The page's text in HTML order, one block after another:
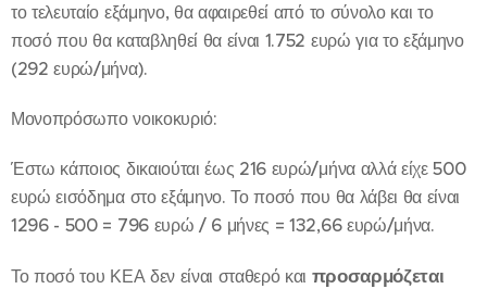
το τελευταίο εξάμηνο, θα αφαιρεθεί από το σύνολο και το
ποσό που θα καταβληθεί θα είναι 1.752 ευρώ για το εξάμηνο
(292 ευρώ/μήνα).
Μονοπρόσωπο νοικοκυριό:
Έστω κάποιος δικαιούται έως 216 ευρώ/μήνα αλλά είχε 500
ευρώ εισόδημα στο εξάμηνο. Το ποσό που θα λάβει θα είναι
1296 - 500 = 796 ευρώ / 6 μήνες = 132,66 ευρώ/μήνα.
Το ποσό του ΚΕΑ δεν είναι σταθερό και προσαρμόζεται